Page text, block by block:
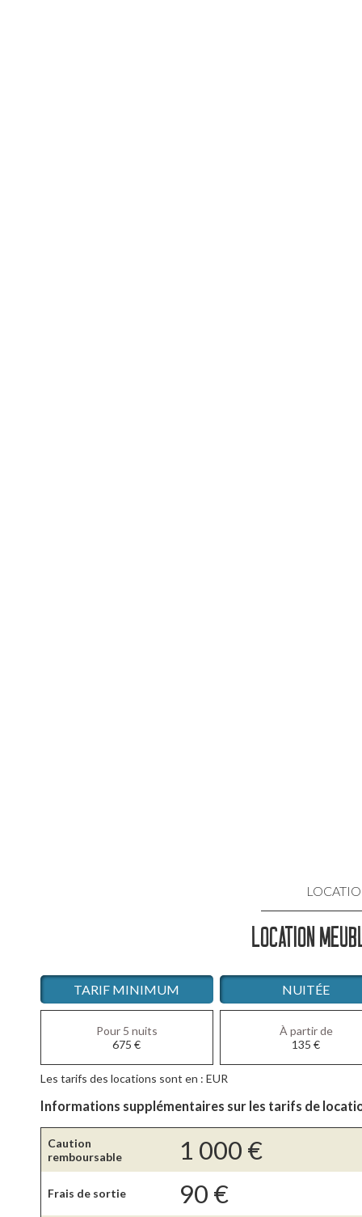
LOCATION
TARIF MINIMUM NUITÉE
Pour 5 nuits
675 €
À partir de
135 €
Les tarifs des locations sont en : EUR
Informations supplémentaires sur les tarifs de
Caution
remboursable
1 000 €
Frais de sortie 90 €